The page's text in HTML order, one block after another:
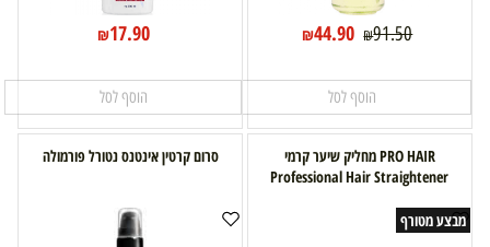
₪91.50
₪44.90
הוסף לסל
₪17.90
הוסף לסל
PRO HAIR מחליק שיער קרמי
Professional Hair Straightener
מבצע מטורף
סרום קרטין אינטנס נטורל פורמולה